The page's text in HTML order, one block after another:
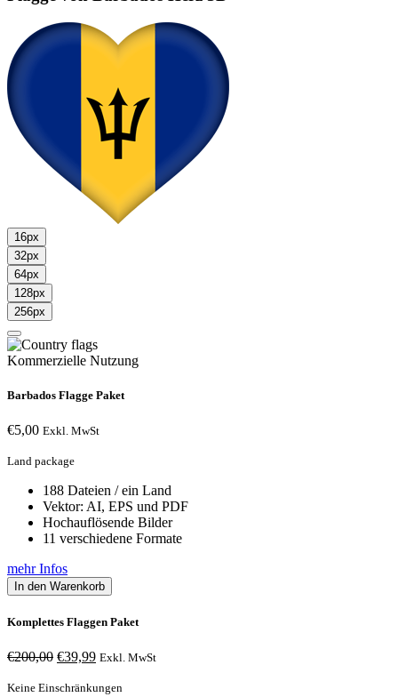
16px
32px
64px
128px
256px
Kommerzielle Nutzung
Barbados Flagge Paket
€5,00 Exkl. MwSt
Land package
188 Dateien / ein Land
Vektor: AI, EPS und PDF
Hochauflösende Bilder
11 verschiedene Formate
mehr Infos
In den Warenkorb
Komplettes Flaggen Paket
€200,00 Ursprünglicher
war:
€39,99Aktueller
ist:
Exkl. MwSt
Keine Einschränkungen